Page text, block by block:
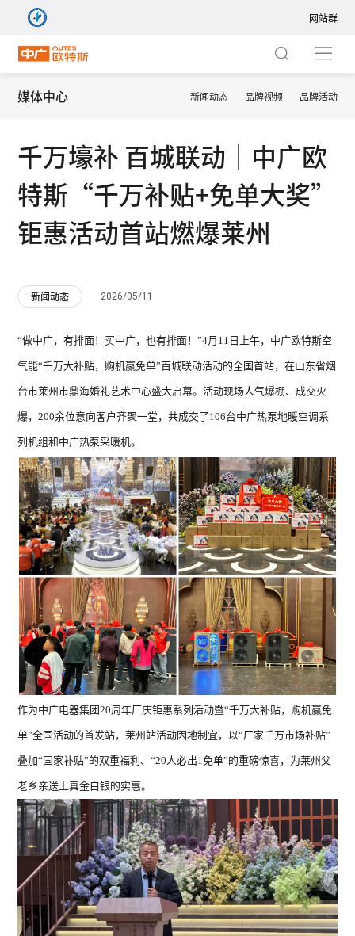
网站群
网站群
暖通站
净水站
热泵地暖空调一体机
热泵中央空调
热泵家用空调
中广热泵五恒+
热泵热水器
热泵衣物护理
双子星 · Super系
列 ZGR-
16ⅠPADBPG5(含
泵)
双子
暖洋洋系列 ZGR-
16ⅠBDBPG6H
暖洋
暖洋洋系列 ZGR-
16ⅡBDBPG6H
暖洋
请选择您要搜索的类别
媒体中心 新闻动态 品牌视频 品牌活动
千万壕补 百城联动｜中广欧
特斯“千万补贴+免单大奖”
钜惠活动首站燃爆莱州
新闻动态 2026/05/11
“做中广，有排面！买中广，也有排面！”4月11日上午，中广欧特斯空
气能“千万大补贴，购机赢免单”百城联动活动的全国首站，在山东省烟
台市莱州市鼎海婚礼艺术中心盛大启幕。活动现场人气爆棚、成交火
爆，200余位意向客户齐聚一堂，共成交了106台中广热泵地暖空调系
列机组和中广热泵采暖机。
作为中广电器集团20周年厂庆钜惠系列活动暨“千万大补贴，购机赢免
单”全国活动的首发站，莱州站活动因地制宜，以“厂家千万市场补贴”
叠加“国家补贴”的双重福利、“20人必出1免单”的重磅惊喜，为莱州父
老乡亲送上真金白银的实惠。